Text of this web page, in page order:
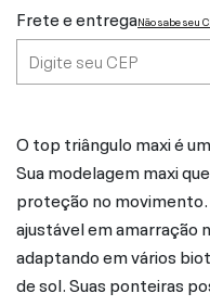
Frete e entregaNão sabe seu
O top triângulo maxi é
Sua modelagem maxi
proteção no
ajustável em amarração
adaptando em vários
de sol. Suas ponteiras